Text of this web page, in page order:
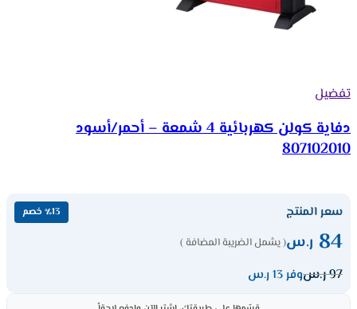
تفضيل
دفاية كولن كهربائية 4 شمعة – أحمر/أسود
807102010
سعر المنتج ٪13 خصم
84 ر.س( يشمل الضريبة المضافة )
97ر.سوفر 13 ر.س